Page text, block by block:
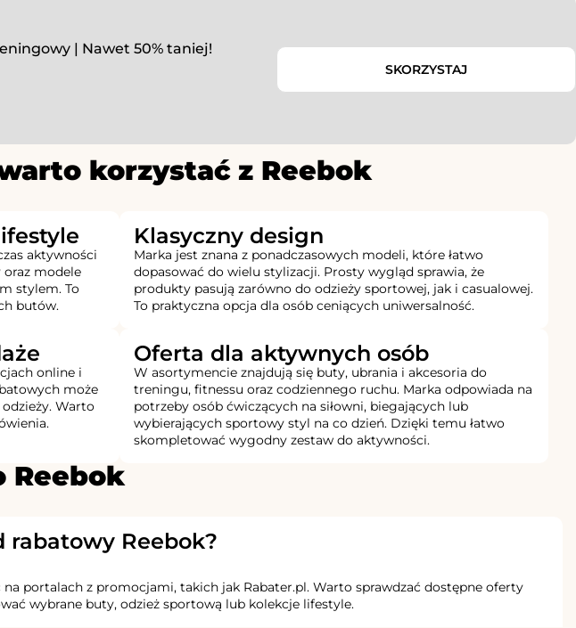
| Nawet 50% taniej!
SKORZYSTAJ
korzystać z Reebok
aktywności
oraz modele
stylem. To
butów.
Klasyczny design
Marka jest znana z ponadczasowych modeli, które łatwo
dopasować do wielu stylizacji. Prosty wygląd sprawia, że
produkty pasują zarówno do odzieży sportowej, jak i casualowej.
To praktyczna opcja dla osób ceniących uniwersalność.
online i
może
Warto
Oferta dla aktywnych osób
W asortymencie znajdują się buty, ubrania i akcesoria do
treningu, fitnessu oraz codziennego ruchu. Marka odpowiada na
potrzeby osób ćwiczących na siłowni, biegających lub
wybierających sportowy styl na co dzień. Dzięki temu łatwo
skompletować wygodny zestaw do aktywności.
Reebok
rabatowy Reebok?
portalach z promocjami, takich jak Rabater.pl. Warto sprawdzać dostępne oferty
wybrane buty, odzież sportową lub kolekcje lifestyle.